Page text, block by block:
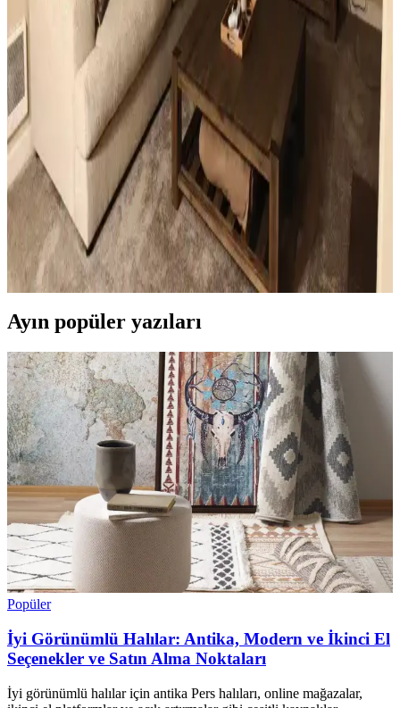
belirler. Doğru renk ve malzeme tercihleri mekana sıcaklık ve uyum
katar.
Ev Dekorasyonunda Küçük Dokunuşlarla
Mekanların Kişisel ve Estetik Dönüşümü
Ev dekorasyonunda aydınlatma, halı, sanat eserleri ve mobilya
uyumu gibi küçük ama etkili dokunuşlar, mekanların kişisel ve
estetik görünümünü önemli ölçüde değiştirir.
Küçük Oturma Odası Dekorasyonunda Denge ve
Katmanlama Teknikleriyle Alanı Genişletme
Küçük oturma odalarında perde, aydınlatma, mobilya ve dekorasyon
seçimleriyle denge ve katmanlama sağlanarak alan görsel olarak
genişletilir ve fonksiyonellik artırılır.
Ayın popüler yazıları
Popüler
İyi Görünümlü Halılar: Antika, Modern ve İkinci El
Seçenekler ve Satın Alma Noktaları
İyi görünümlü halılar için antika Pers halıları, online mağazalar,